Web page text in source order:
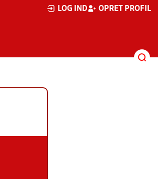
LOG IND OPRET PROFIL